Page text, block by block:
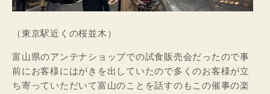
（東京駅近くの桜並木）
富山県のアンテナショップでの試食販売会だったので事
前にお客様にはがきを出していたので多くのお客様が立
ち寄っていただいて富山のことを話すのもこの催事の楽